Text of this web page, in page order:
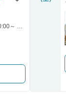
受付時間：9:00～ 9:30～ 10:00～ 14:00～ 17:00～